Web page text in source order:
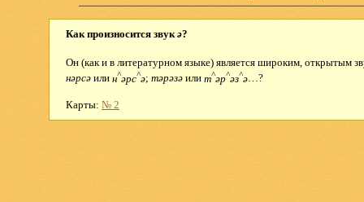
Как произносится звукә?
Он (как и в литературном языке) является широким, открытым
нәрсә или н^әрс^ә; тәрәзә или т^әр^әз^ә…?
Карты: № 2